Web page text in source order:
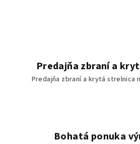
Predajňa zbraní a
Predajňa zbraní a krytá strelnica
Bohatá ponuka